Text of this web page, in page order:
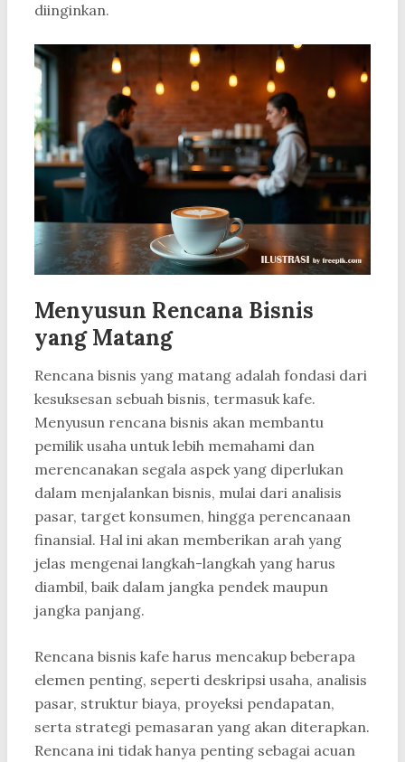
diinginkan.
Menyusun Rencana Bisnis
yang Matang
Rencana bisnis yang matang adalah fondasi dari
kesuksesan sebuah bisnis, termasuk kafe.
Menyusun rencana bisnis akan membantu
pemilik usaha untuk lebih memahami dan
merencanakan segala aspek yang diperlukan
dalam menjalankan bisnis, mulai dari analisis
pasar, target konsumen, hingga perencanaan
finansial. Hal ini akan memberikan arah yang
jelas mengenai langkah-langkah yang harus
diambil, baik dalam jangka pendek maupun
jangka panjang.
Rencana bisnis kafe harus mencakup beberapa
elemen penting, seperti deskripsi usaha, analisis
pasar, struktur biaya, proyeksi pendapatan,
serta strategi pemasaran yang akan diterapkan.
Rencana ini tidak hanya penting sebagai acuan